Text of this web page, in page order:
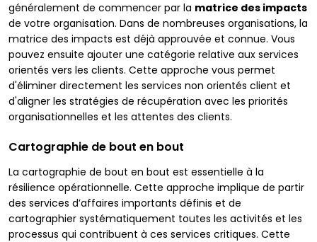
généralement de commencer par la matrice des impacts
de votre organisation. Dans de nombreuses organisations, la
matrice des impacts est déjà approuvée et connue. Vous
pouvez ensuite ajouter une catégorie relative aux services
orientés vers les clients. Cette approche vous permet
d'éliminer directement les services non orientés client et
d'aligner les stratégies de récupération avec les priorités
organisationnelles et les attentes des clients.
Cartographie de bout en bout
La cartographie de bout en bout est essentielle à la
résilience opérationnelle. Cette approche implique de partir
des services d’affaires importants définis et de
cartographier systématiquement toutes les activités et les
processus qui contribuent à ces services critiques. Cette